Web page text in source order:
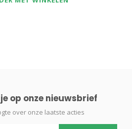
op onze nieuwsbrief
over onze laatste acties